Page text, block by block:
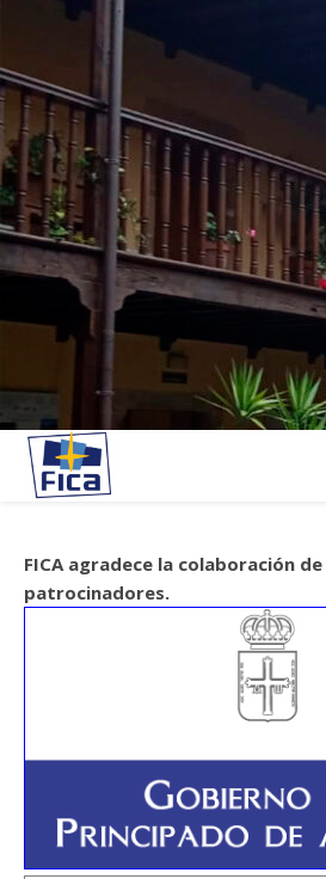
FICA agradece la colaboración
patrocinadores.